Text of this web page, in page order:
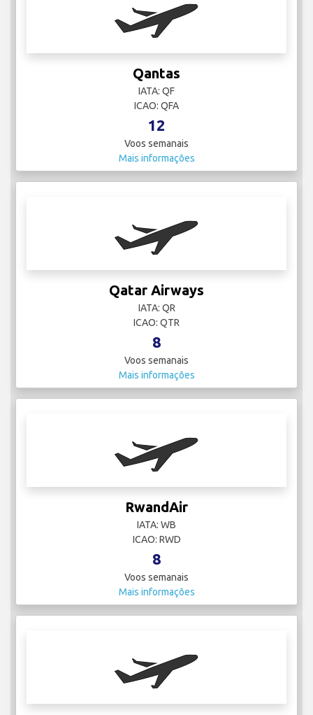
Qantas
IATA: QF
ICAO: QFA
12
Voos semanais
Mais informações
Qatar Airways
IATA: QR
ICAO: QTR
8
Voos semanais
Mais informações
RwandAir
IATA: WB
ICAO: RWD
8
Voos semanais
Mais informações